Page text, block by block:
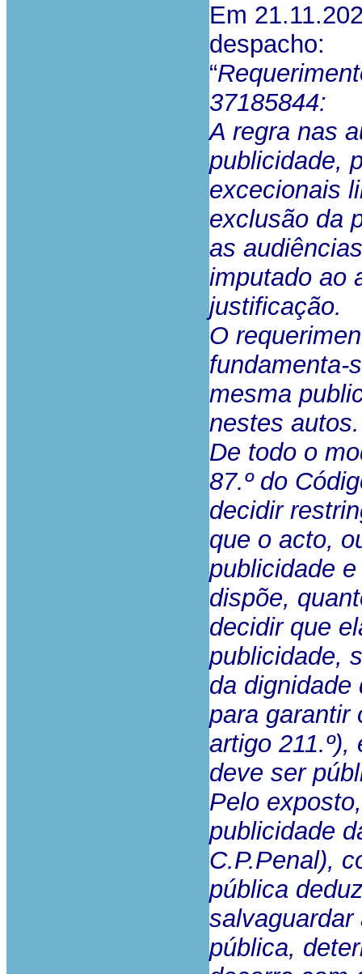
Em
despacho:
“
37185844:
A regra nas
publicidade,
excecionais
exclusão da
as
imputado ao
justificação.
O
fundamenta-
mesma
nestes autos.
De todo o
87.º do
decidir
que o acto,
publicidade
dispõe,
decidir que
publicidade,
da dignidade
para garantir
artigo
deve ser
Pelo
publicidade
C.P.Penal),
pública
pública,